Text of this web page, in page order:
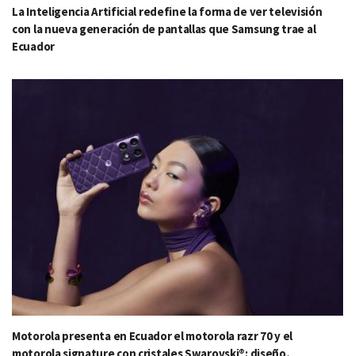
La Inteligencia Artificial redefine la forma de ver televisión
con la nueva generación de pantallas que Samsung trae al
Ecuador
Motorola presenta en Ecuador el motorola razr 70 y el